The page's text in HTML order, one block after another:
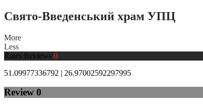
Свято-Введенський храм УПЦ
More
Less
Rates Reviews 0
51.09977336792 | 26.97002592297995
Review 0